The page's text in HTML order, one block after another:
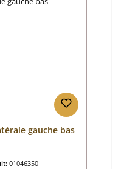
gauche bas
01046350